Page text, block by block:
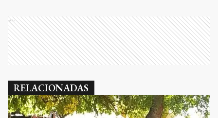
Ads
RELACIONADAS